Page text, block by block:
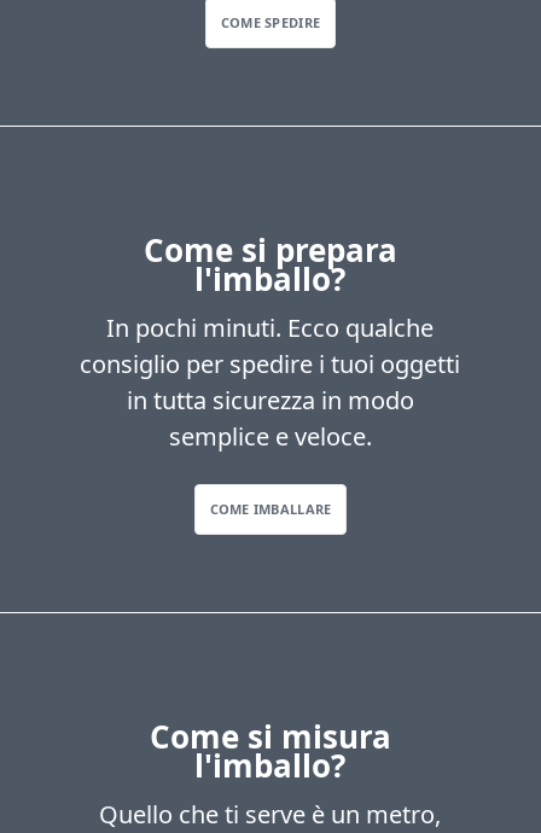
COME SPEDIRE
Come si prepara
l'imballo?
In pochi minuti. Ecco qualche
consiglio per spedire i tuoi oggetti
in tutta sicurezza in modo
semplice e veloce.
COME IMBALLARE
Come si misura
l'imballo?
Quello che ti serve è un metro,